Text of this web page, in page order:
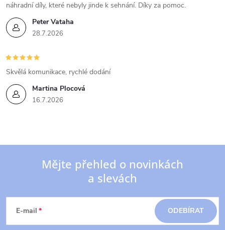
Peter Vataha
28.7.2026
náhradní díly, které nebyly jinde k sehnání. Díky za pomoc.
Martina Plocová
16.7.2026
Skvělá komunikace, rychlé dodání
Mějte přehled o novinkách
a slevách
E-mail ODEBÍRAT